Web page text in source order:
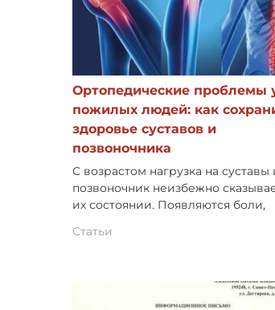
Ортопедические проблемы
пожилых людей: как
здоровье суставов и
позвоночника
С возрастом нагрузка на суставы
позвоночник неизбежно
их состоянии. Появляются боли,
Статьи